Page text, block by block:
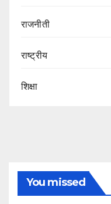
राजनीती
राष्ट्रीय
शिक्षा
You missed